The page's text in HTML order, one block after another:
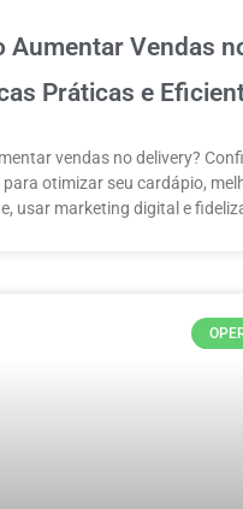
Aumentar Vendas
Práticas e
vendas no delivery?
otimizar seu cardápio,
usar marketing digital e